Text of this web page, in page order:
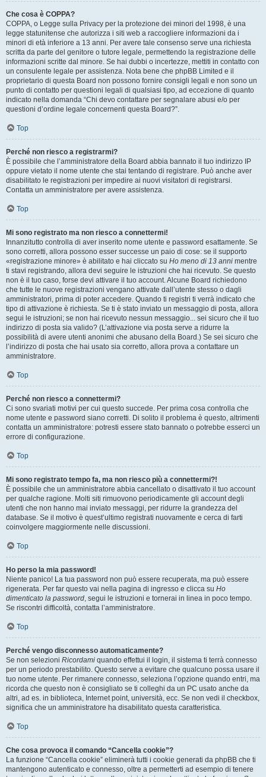
Che cosa è COPPA?
COPPA, o Legge sulla Privacy per la protezione dei minori del 1998, è una
legge statunitense che autorizza i siti web a raccogliere informazioni da i
minori di età inferiore a 13 anni. Per avere tale consenso serve una richiesta
scritta da parte del genitore o tutore legale, permettendo la registrazione delle
informazioni scritte dal minore. Se hai dubbi o incertezze, mettiti in contatto con
un consulente legale per assistenza. Nota bene che phpBB Limited e il
proprietario di questa Board non possono fornire consigli legali e non sono un
punto di contatto per questioni legali di qualsiasi tipo, ad eccezione di quanto
indicato nella domanda “Chi devo contattare per segnalare abusi e/o per
questioni d’ordine legale concernenti questa Board?”.
Top
Perché non riesco a registrarmi?
È possibile che l’amministratore della Board abbia bannato il tuo indirizzo IP
oppure vietato il nome utente che stai tentando di registrare. Può anche aver
disabilitato le registrazioni per impedire ai nuovi visitatori di registrarsi.
Contatta un amministratore per avere assistenza.
Top
Mi sono registrato ma non riesco a connettermi!
Innanzitutto controlla di aver inserito nome utente e password esattamente. Se
sono corretti, allora possono esser successe un paio di cose: se il supporto
«registrazione minore» è abilitato e hai cliccato su Ho meno di 13 anni mentre
ti stavi registrando, allora devi seguire le istruzioni che hai ricevuto. Se questo
non è il tuo caso, forse devi attivare il tuo account. Alcune Board richiedono
che tutte le nuove registrazioni vengano attivate dall’utente stesso o dagli
amministratori, prima di poter accedere. Quando ti registri ti verrà indicato che
tipo di attivazione è richiesta. Se ti è stato inviato un messaggio di posta, allora
segui le istruzioni; se non hai ricevuto nessun messaggio... sei sicuro che il tuo
indirizzo di posta sia valido? (L’attivazione via posta serve a ridurre la
possibilità di avere utenti anonimi che abusano della Board.) Se sei sicuro che
l’indirizzo di posta che hai usato sia corretto, allora prova a contattare un
amministratore.
Top
Perché non riesco a connettermi?
Ci sono svariati motivi per cui questo succede. Per prima cosa controlla che
nome utente e password siano corretti. Di solito il problema è questo, altrimenti
contatta un amministratore: potresti essere stato bannato o potrebbe esserci un
errore di configurazione.
Top
Mi sono registrato tempo fa, ma non riesco più a connettermi?!
È possibile che un amministratore abbia cancellato o disattivato il tuo account
per qualche ragione. Molti siti rimuovono periodicamente gli account degli
utenti che non hanno mai inviato messaggi, per ridurre la grandezza del
database. Se il motivo è quest’ultimo registrati nuovamente e cerca di farti
coinvolgere maggiormente nelle discussioni.
Top
Ho perso la mia password!
Niente panico! La tua password non può essere recuperata, ma può essere
rigenerata. Per far questo vai nella pagina di ingresso e clicca su Ho
dimenticato la password, segui le istruzioni e tornerai in linea in poco tempo.
Se riscontri difficoltà, contatta l’amministratore.
Top
Perché vengo disconnesso automaticamente?
Se non selezioni Ricordami quando effettui il login, il sistema ti terrà connesso
per un periodo prestabilito. Questo serve a evitare che qualcuno possa usare il
tuo nome utente. Per rimanere connesso, seleziona l’opzione quando entri, ma
ricorda che questo non è consigliato se ti colleghi da un PC usato anche da
altri, ad es. in biblioteca, Internet point, università, ecc. Se non vedi il checkbox,
significa che un amministratore ha disabilitato questa caratteristica.
Top
Che cosa provoca il comando “Cancella cookie”?
La funzione “Cancella cookie” eliminerà tutti i cookie generati da phpBB che ti
mantengono autenticato e connesso, oltre a permetterti ad esempio di tenere